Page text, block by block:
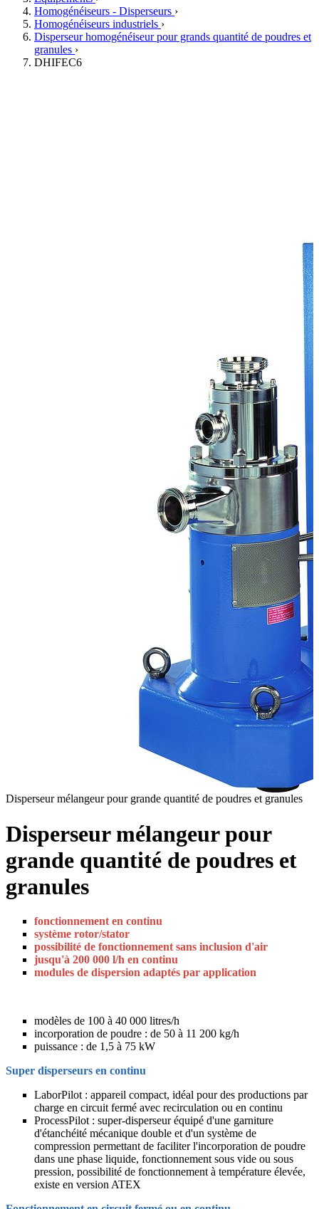
Homogénéiseurs - Disperseurs ›
Homogénéiseurs industriels ›
Disperseur homogénéiseur pour grands quantité de poudres et
granules ›
DHIFEC6
Disperseur mélangeur pour grande quantité de poudres et granules
Disperseur mélangeur pour
grande quantité de poudres et
granules
fonctionnement en continu
système rotor/stator
possibilité de fonctionnement sans inclusion d'air
jusqu'à 200 000 l/h en continu
modules de dispersion adaptés par application
modèles de 100 à 40 000 litres/h
incorporation de poudre : de 50 à 11 200 kg/h
puissance : de 1,5 à 75 kW
Super disperseurs en continu
LaborPilot : appareil compact, idéal pour des productions par
charge en circuit fermé avec recirculation ou en continu
ProcessPilot : super-disperseur équipé d'une garniture
d'étanchéité mécanique double et d'un système de
compression permettant de faciliter l'incorporation de poudre
dans une phase liquide, fonctionnement sous vide ou sous
pression, possibilité de fonctionnement à température élevée,
existe en version ATEX